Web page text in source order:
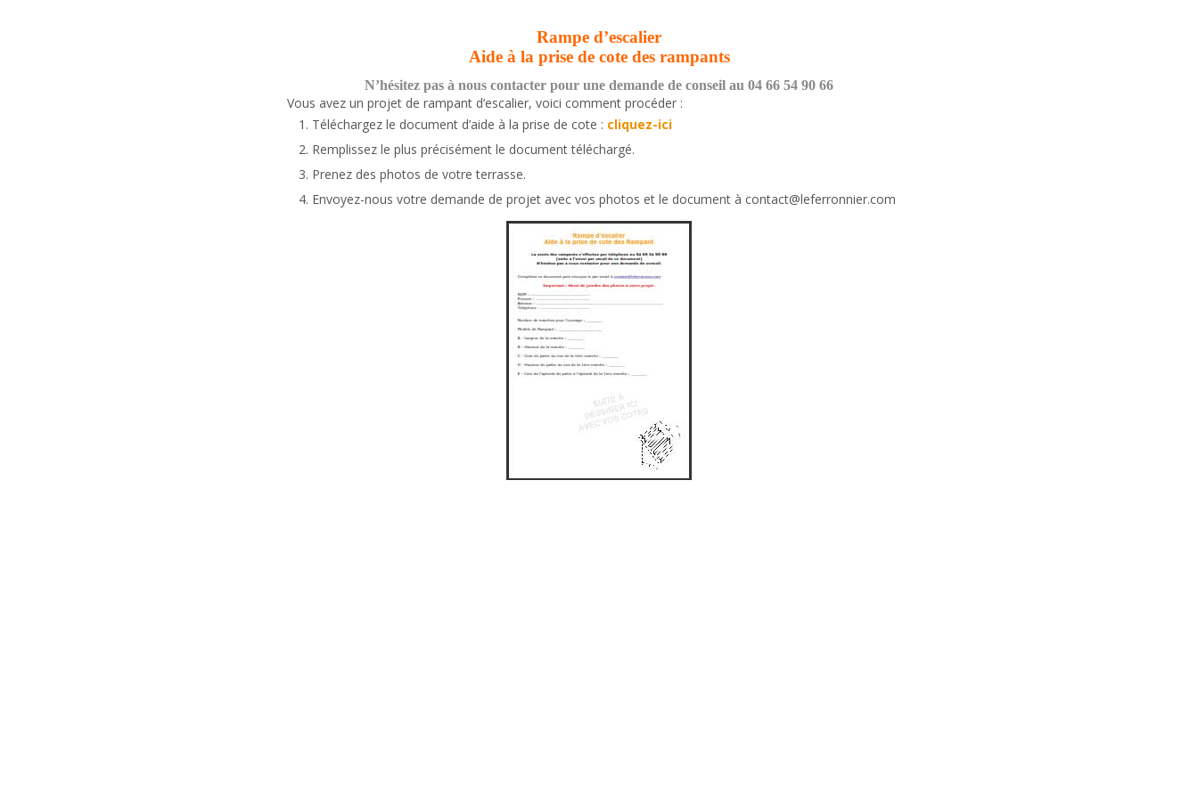
Rampe d’escalier
Aide à la prise de cote des rampants
N’hésitez pas à nous contacter pour une demande de conseil au 04 66 54 90 66
Vous avez un projet de rampant d’escalier, voici comment procéder :
Téléchargez le document d’aide à la prise de cote : cliquez-ici
Remplissez le plus précisément le document téléchargé.
Prenez des photos de votre terrasse.
Envoyez-nous votre demande de projet avec vos photos et le document à contact@leferronnier.com